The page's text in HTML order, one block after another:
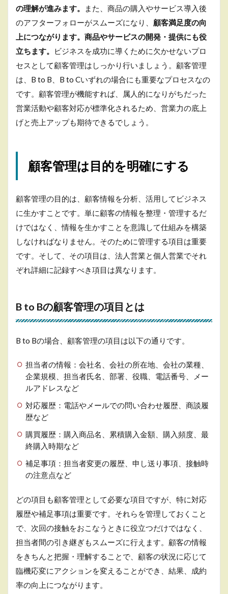
る
3.1
B to B
の顧
客管
理の
項目
とは
3.2
BtoC
の顧
客管
4
客
管
理
の
項
目
設
定
の
4.1
数の
4.2
誰が
見て
かり
やす
4.3
にア
ップ
る
5
顧
客
管
理
の
ー
の理解が進みます。
また、商品の購入やサービス導入後
のアフターフォローがスムーズになり、 顧客満足度の向
上につながります。商品やサービスの開発・提供にも役
立ちます。
ビジネスを成功に導くために欠かせないプロ
セスとして顧客管理はしっかり行いましょう。顧客管理
は、B to B、B to Cいずれの場合にも重要なプロセスなの
です。顧客管理が機能すれば、属人的になりがちだった
営業活動や顧客対応が標準化されるため、営業力の底上
げと売上アップも期待できるでしょう。
顧客管理は目的を明確にする
顧客管理の目的は、顧客情報を分析、活用してビジネス
に生かすことです。単に顧客の情報を整理・管理するだ
けではなく、情報を生かすことを意識して仕組みを構築
しなければなりません。そのために管理する項目は重要
です。そして、その項目は、法人営業と個人営業でそれ
ぞれ詳細に記録すべき項目は異なります。
B to Bの顧客管理の項目とは
B to Bの場合、顧客管理の項目は以下の通りです。
担当者の情報：会社名、会社の所在地、会社の業種、
企業規模、担当者氏名、部署、役職、電話番号、メー
ルアドレスなど
対応履歴：電話やメールでの問い合わせ履歴、商談履
歴など
購買履歴：購入商品名、累積購入金額、購入頻度、最
終購入時期など
補足事項：担当者変更の履歴、申し送り事項、接触時
の注意点など
どの項目も顧客管理として必要な項目ですが、特に対応
履歴や補足事項は重要です。それらを管理しておくこと
で、次回の接触をおこなうときに役立つだけではなく、
担当者間の引き継ぎもスムーズに行えます。顧客の情報
をきちんと把握・理解することで、顧客の状況に応じて
臨機応変にアクションを変えることができ、結果、成約
率の向上につながります。